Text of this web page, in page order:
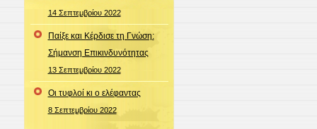
14 Σεπτεμβρίου 2022
Παίξε και Κέρδισε τη Γνώση:
Σήμανση Επικινδυνότητας
13 Σεπτεμβρίου 2022
Οι τυφλοί κι ο ελέφαντας
8 Σεπτεμβρίου 2022